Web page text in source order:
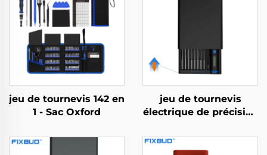
jeu de tournevis 142 en
1 - Sac Oxford
jeu de tournevis
électrique de précision